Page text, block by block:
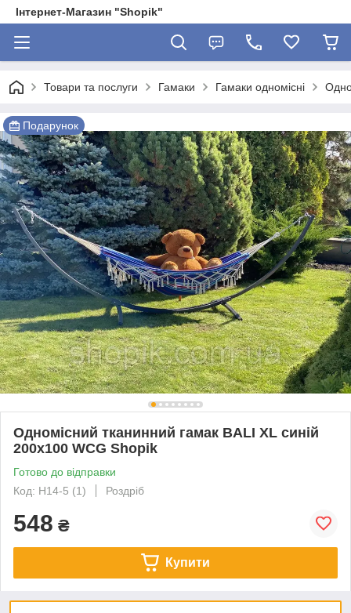
Інтернет-Магазин "Shopik"
Товари та послуги Гамаки Гамаки одномісні
Подарунок
Одномісний тканинний гамак BALI XL синій
200х100 WCG Shopik
Готово до відправки
Код: H14-5 (1)
Роздріб
548 ₴
Купити